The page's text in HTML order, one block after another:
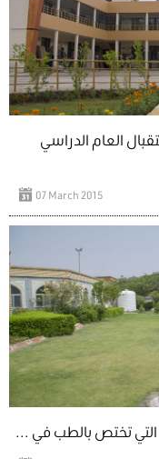
العام الدراسي
07 March 2015
التي تختص بالطب في ...